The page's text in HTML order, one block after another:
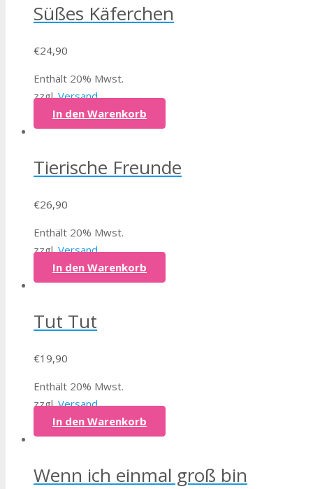
Süßes Käferchen
€24,90
Enthält 20% Mwst.
zzgl.Versand
In den Warenkorb
Tierische Freunde
€26,90
Enthält 20% Mwst.
zzgl.Versand
In den Warenkorb
Tut Tut
€19,90
Enthält 20% Mwst.
zzgl.Versand
In den Warenkorb
Wenn ich einmal groß bin